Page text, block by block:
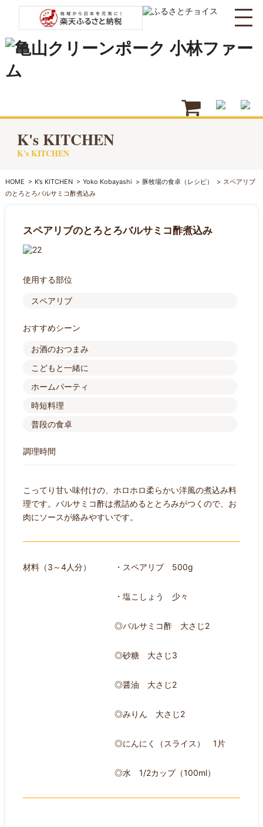
K's KITCHEN
K's KITCHEN
HOME > K’s KITCHEN> Yoko Kobayashi > 豚牧場の食卓（レシピ） > スペアリブ
のとろとろバルサミコ酢煮込み
スペアリブのとろとろバルサミコ酢煮込み
使用する部位
スペアリブ
おすすめシーン
お酒のおつまみ
こどもと一緒に
ホームパーティ
時短料理
普段の食卓
調理時間
こってり甘い味付けの、ホロホロ柔らかい洋風の煮込み料
理です。バルサミコ酢は煮詰めるととろみがつくので、お
肉にソースが絡みやすいです。
材料（3～4人分） ・スペアリブ 500g
・塩こしょう 少々
◎バルサミコ酢 大さじ2
◎砂糖 大さじ3
◎醤油 大さじ2
◎みりん 大さじ2
◎にんにく（スライス） 1片
◎水 1/2カップ（100ml）